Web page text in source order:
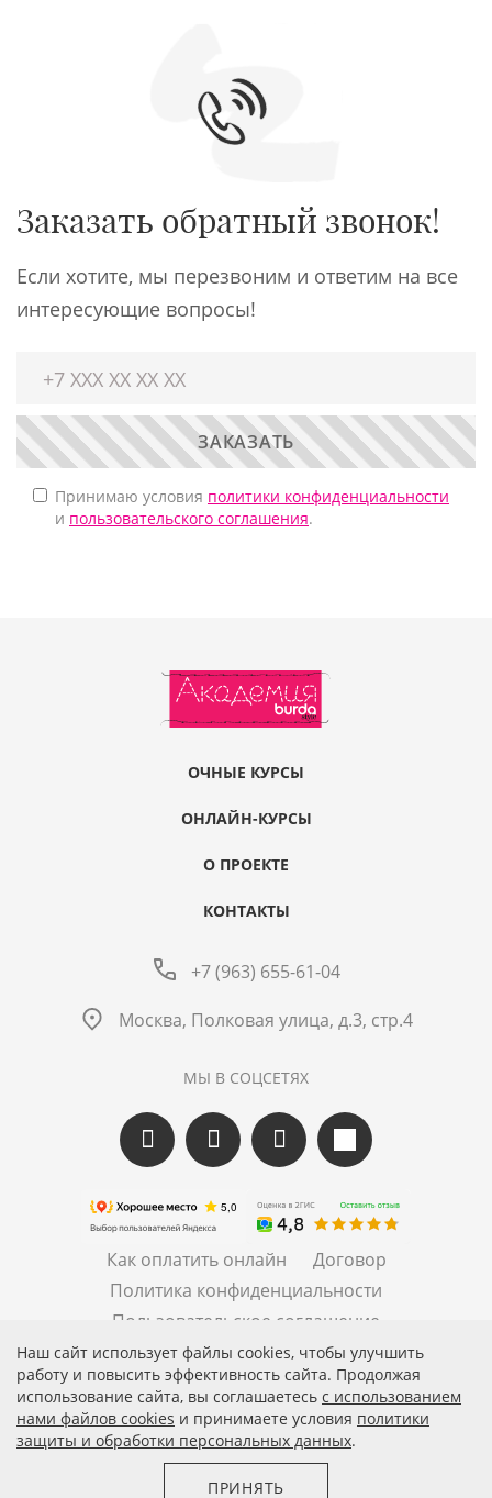
Заказать обратный звонок!
Если хотите, мы перезвоним и ответим на все
интересующие вопросы!
ЗАКАЗАТЬ
Принимаю условия политики конфиденциальности
и пользовательского соглашения.
ОЧНЫЕ КУРСЫ
ОНЛАЙН-КУРСЫ
О ПРОЕКТЕ
КОНТАКТЫ
+7 (963) 655-61-04
Москва, Полковая улица, д.3, стр.4
МЫ В СОЦСЕТЯХ
Как оплатить онлайн
Договор
Политика конфиденциальности
Пользовательское соглашение
Правила рассылок
© 2026 АО «БКМ», ОГРН 1027739494584, ИНН 7705056238
127018, Москва, ул. Полковая, д. 3, стр. 4, помещение I,
Наш сайт использует файлы cookies, чтобы улучшить
работу и повысить эффективность сайта. Продолжая
использование сайта, вы соглашаетесь c использованием
нами файлов cookies и принимаете условия политики
защиты и обработки персональных данных.
ПРИНЯТЬ